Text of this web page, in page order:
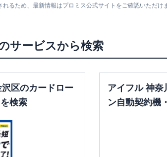
るため、最新情報はプロミス公式サイトをご確認いただけ
サービスから検索
区のカードロー
検索
アイフル 神奈
ン自動契約機